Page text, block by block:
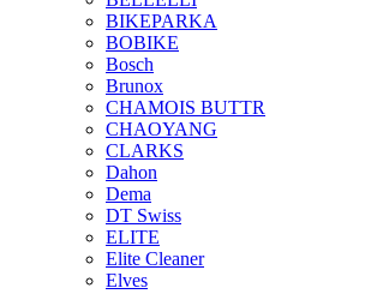
BIKEPARKA
BOBIKE
Bosch
Brunox
CHAMOIS BUTTR
CHAOYANG
CLARKS
Dahon
Dema
DT Swiss
ELITE
Elite Cleaner
Elves